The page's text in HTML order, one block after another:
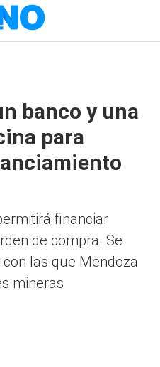
banco y una
para
financiar
de compra. Se
las que Mendoza
mineras